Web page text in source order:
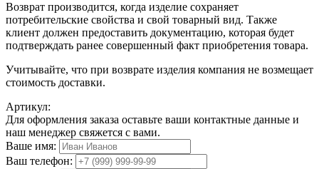
Возврат производится, когда изделие сохраняет
потребительские свойства и свой товарный вид. Также
клиент должен предоставить документацию, которая будет
подтверждать ранее совершенный факт приобретения товара.
Учитывайте, что при возврате изделия компания не возмещает
стоимость доставки.
Артикул:
Для оформления заказа оставьте ваши контактные данные и
наш менеджер свяжется с вами.
Ваше имя:
Ваш телефон: